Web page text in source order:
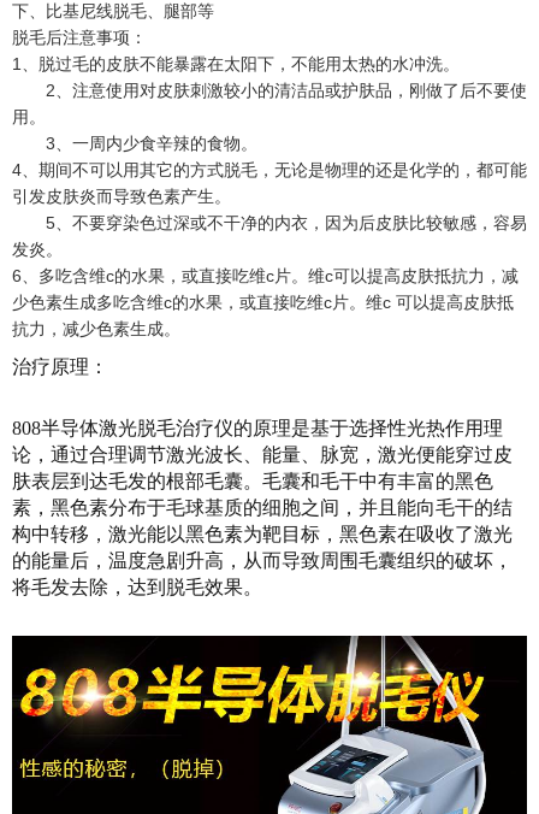
联系我们
下、比基尼线脱毛、腿部等
脱毛后注意事项：
1、脱过毛的皮肤不能暴露在太阳下，不能用太热的水冲洗。
2、注意使用对皮肤刺激较小的清洁品或护肤品，刚做了后不要使
用。
3、一周内少食辛辣的食物。
4、期间不可以用其它的方式脱毛，无论是物理的还是化学的，都可能
引发皮肤炎而导致色素产生。
5、不要穿染色过深或不干净的内衣，因为后皮肤比较敏感，容易
发炎。
6、多吃含维c的水果，或直接吃维c片。维c可以提高皮肤抵抗力，减
少色素生成多吃含维c的水果，或直接吃维c片。维c 可以提高皮肤抵
抗力，减少色素生成。
治疗原理：
808半导体激光脱毛治疗仪的原理是基于选择性光热作用理
论，通过合理调节激光波长、能量、脉宽，激光便能穿过皮
肤表层到达毛发的根部毛囊。毛囊和毛干中有丰富的黑色
素，黑色素分布于毛球基质的细胞之间，并且能向毛干的结
构中转移，激光能以黑色素为靶目标，黑色素在吸收了激光
的能量后，温度急剧升高，从而导致周围毛囊组织的破坏，
将毛发去除，达到脱毛效果。